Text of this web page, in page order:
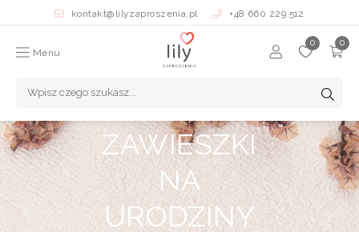
kontakt@lilyzaproszenia.pl +48 660 229 512
Menu
ZAWIESZKI
NA
URODZINY